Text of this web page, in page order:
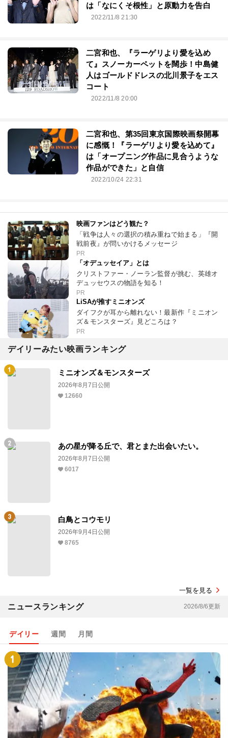
は「なにくそ根性」と原動力を告白
2022/11/8 21:30
二宮和也、『ラーゲリより愛を込め
て』スノーカーペットを闊歩！中島健
人はゴールドドレスの北川景子をエス
コート
2022/11/8 20:00
二宮和也、第35回東京国際映画祭開幕
に感慨！『ラーゲリより愛を込めて』
は「オープニング作品に見合うような
作品ができた」と自信
2022/10/24 22:31
映画ファンはどう観た？
「戦争は人々の選択の積み重ねで始まる」『開
戦前夜』が問いかけるメッセージ
PR
「オデュッセイア」とは
クリストファー・ノーラン監督が挑む、英雄オ
デュッセウスの物語を知る！
PR
LiSAが推すミニオンズ
ダイフクが耳から離れない！最新作『ミニオン
ズ＆モンスターズ』見どころは？
PR
デイリーみたい映画ランキング
ミニオンズ＆モンスターズ
2026年8月7日公開
12660
あの星が降る丘で、君とまた出会いたい。
2026年8月7日公開
6017
白鳥とコウモリ
2026年9月4日公開
8765
一覧を見る
ニュースランキング 2026/8/6更新
デイリー 週間 月間